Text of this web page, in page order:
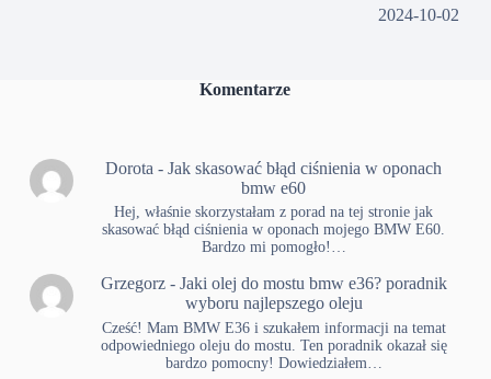
2024-10-02
Komentarze
Dorota -Jak skasować błąd ciśnienia w oponach
bmw e60
Hej, właśnie skorzystałam z porad na tej stronie jak
skasować błąd ciśnienia w oponach mojego BMW E60.
Bardzo mi pomogło!…
Grzegorz- Jaki olej do mostu bmw e36? poradnik
wyboru najlepszego oleju
Cześć! Mam BMW E36 i szukałem informacji na temat
odpowiedniego oleju do mostu. Ten poradnik okazał się
bardzo pomocny! Dowiedziałem…